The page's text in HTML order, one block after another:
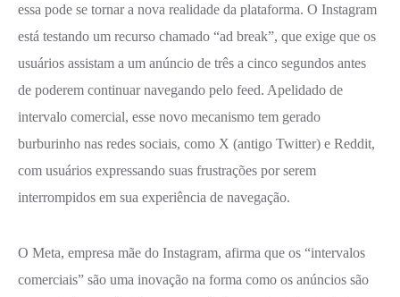
essa pode se tornar a nova realidade da plataforma. O Instagram
está testando um recurso chamado “ad break”, que exige que os
usuários assistam a um anúncio de três a cinco segundos antes
de poderem continuar navegando pelo feed. Apelidado de
intervalo comercial, esse novo mecanismo tem gerado
burburinho nas redes sociais, como X (antigo Twitter) e Reddit,
com usuários expressando suas frustrações por serem
interrompidos em sua experiência de navegação.
O Meta, empresa mãe do Instagram, afirma que os “intervalos
comerciais” são uma inovação na forma como os anúncios são